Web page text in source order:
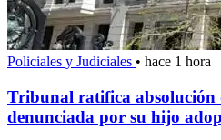
Policiales y Judiciales • hace 1 hora
Tribunal ratifica absolución
denunciada por su hijo